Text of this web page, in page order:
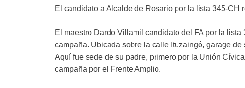
El candidato a Alcalde de Rosario por la lista 345-CH
El maestro Dardo Villamil candidato del FA por la
campaña. Ubicada sobre la calle Ituzaingó, garage
Aquí fue sede de su padre, primero por la Unión
campaña por el Frente Amplio.